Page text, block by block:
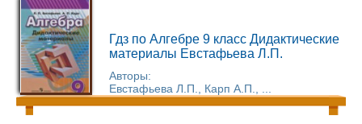
Гдз по Алгебре 9 класс Дидактические
материалы Евстафьева Л.П.
Авторы:
Евстафьева Л.П., Карп А.П., ...